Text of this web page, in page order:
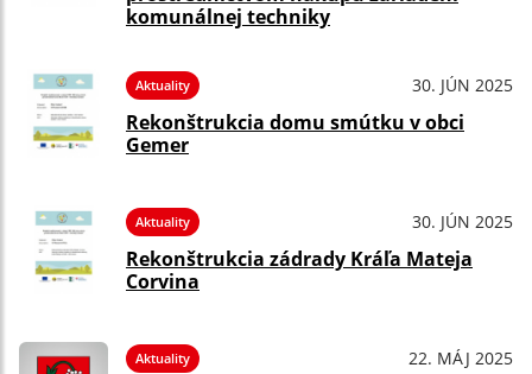
komunálnej techniky
Aktuality 30. JÚN 2025
Rekonštrukcia domu smútku v obci
Gemer
Aktuality 30. JÚN 2025
Rekonštrukcia zádrady Kráľa Mateja
Corvina
Aktuality 22. MÁJ 2025